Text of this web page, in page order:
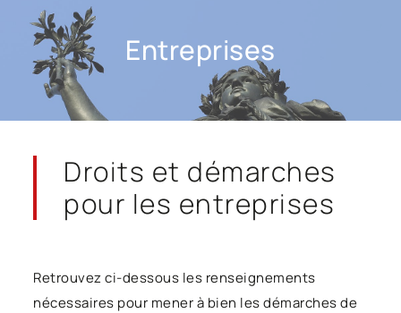
Entreprises
Droits et démarches
pour les entreprises
Retrouvez ci-dessous les renseignements
nécessaires pour mener à bien les démarches de